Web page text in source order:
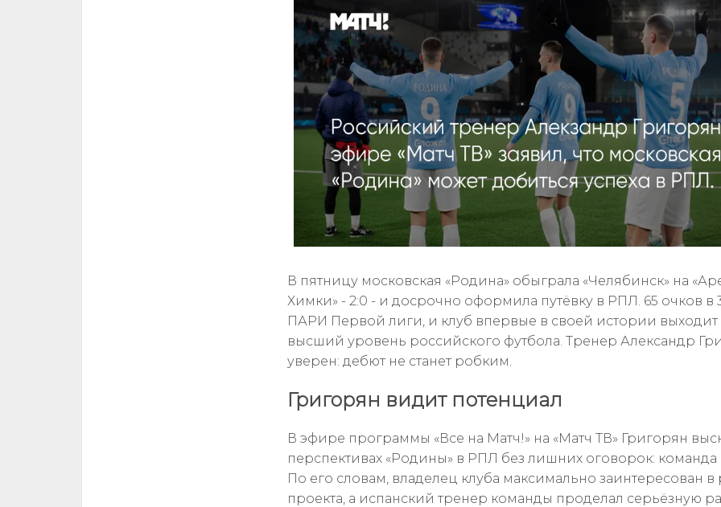
В пятницу московская «Родина» обыграла «Челябинск» на
Химки» - 2:0 - и досрочно оформила путёвку в РПЛ. 65 очков в
ПАРИ Первой лиги, и клуб впервые в своей истории выходит
высший уровень российского футбола. Тренер Александр
уверен: дебют не станет робким.
Григорян видит потенциал
В эфире программы «Все на Матч!» на «Матч ТВ» Григорян
перспективах «Родины» в РПЛ без лишних оговорок:
По его словам, владелец клуба максимально заинтересован в
проекта, а испанский тренер команды проделал серьёзную